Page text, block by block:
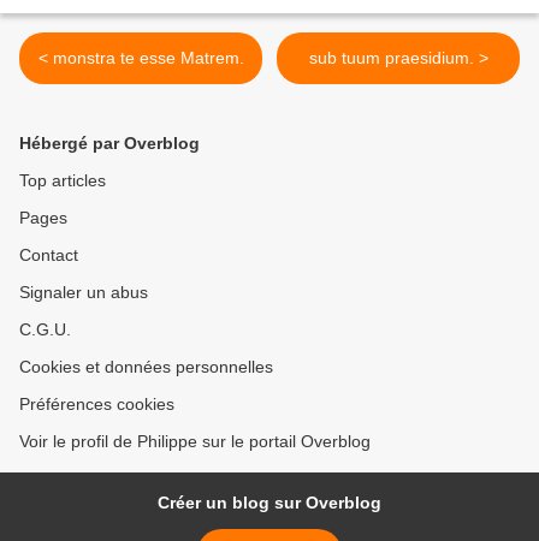
< monstra te esse Matrem. sub tuum praesidium. >
Hébergé par Overblog
Top articles
Pages
Contact
Signaler un abus
C.G.U.
Cookies et données personnelles
Préférences cookies
Voir le profil de Philippe sur le portail Overblog
Créer un blog sur Overblog